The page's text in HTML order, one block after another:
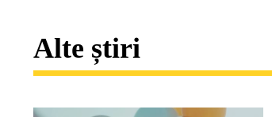
Alte știri